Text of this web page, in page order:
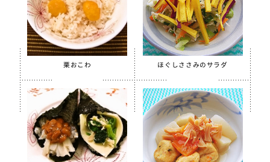
学校給食用カルシウム米
えごまふりかけ
【只今休売中】菜の花ふりかけ
沖縄パインゼリー
すだちゼリー
ブルーベリーゼリーCFE
北海道シュレッドチーズ
給食用 毎日骨太 MBP® ベビーチーズ
栗おこわ ほぐしささみのサラダ